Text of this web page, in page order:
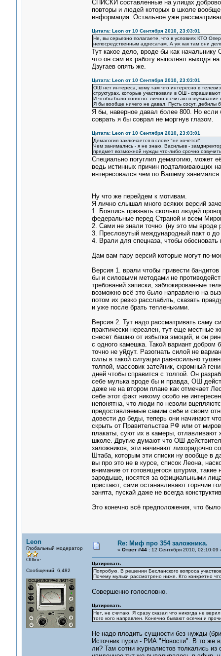
СПИСКИ составленные на улицах
повторы и людей которых в школе
информация. Остальное уже
Цитата: Leon от 10 Сентября 2010, 23:03:01
Не, вы серьезно полагаете, что в условиях КТО
непосредственным адресатам. А уж как там они
Тут какое дело, вроде бы как
что он сам их работу выполнял выходя
Дзугаев опять же.
Цитата: Leon от 10 Сентября 2010, 23:03:01
ОШ нет интереса, кому там что интересно в
структурах, которые участвовали в ОШ -
И чтобы было понятно: лично я считаю
Я бы вообще ничего не давал. Пусть сосут, дебилы
Я бы, наверное давал более 800. Но
соврать я бы соврал не моргнув глазом.
Цитата: Leon от 10 Сентября 2010, 23:03:01
Демагогия заключается в слове "не хочется".
Чем занимались - я не знаю. Васильев -
предмет возможной нужды что-либо срочно
Специально погуглил демагогию, может
ведь истинных причин подталкивающих
интересовался чем по Вашему
Ну что же перейдем к мотивам.
Я лично слышал много всяких версий
1. Боялись признать сколько людей
федеральные перед Страной и всем
2. Сами не знали точно (ну это мы вроде
3. Пресловутый международный пакт о
4. Врали для спецназа, чтобы
Дам вам пару версий которые могут по-
Версия 1. врали чтобы привести
бы и силовыми методами не
требований записки, заблокированные
возможно всё это было направлено на
потом их резко расслабить, сказать
и уже после брать тепленькими.
Версия 2. Тут надо рассматривать саму
практически нереален, тут еще местные
снесет башню от избытка эмоций, и он
с одного камешка. Такой вариант добром
точно не уйдут. Разогнать силой не
силы в такой ситуации равносильно
толпой, массовик затейник, скромный
дней чтобы справится с толпой. Он
себе мулька вроде бы и правда, ОШ
даже не на втором плане как отмечает
себе этот факт никому особо не
непонятна, что люди по неволи
предоставляемые самим себе и своим
довести до беды, теперь они начинают
скрыть от Правительства РФ или от
плакаты, суют их в камеры, отлавливают
школе. Другие думают что ОШ
заложников, эти начинают лихорадочно
Штаба, которым эти списки ну вообще в
вы про это не в курсе, список Леона,
внимание от готовящегося штурма, такие
зародыше, носятся за официальными
пристают, сами останавливают горячие
занята, пускай даже не всегда
Это конечно всё предположения, что
Leon
Глобальный модератор
Offline
Сообщений: 6,482
Re: Миф про 354 заложника.
« Ответ #44 :12 Сентября 2010, 02:10:09
Цитировать
Попробую. В решении Бесланского вопроса
Почему мульки рассмотрено ниже. Кто конкретно
Совершенно голословно.
Цитировать
Нет, не считаю. Я сразу сказал что никогда не
того кого направлен. Конечно бывают осечки и
Не надо плодить сущности без нужды
Источник пурги - РИА "Новости". В то же
ли? Там сотни журналистов толкались